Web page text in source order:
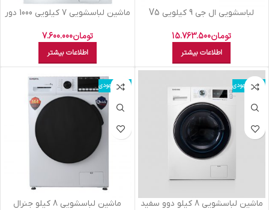
لباسشويي ال جي 9 کيلويي V5
تومان15.763.500
اطلاعات بیشتر
ماشين لباسشويي 7 کيلويي 1000 دور
7131تومان7.600.000
اطلاعات بیشتر
اتمام موجودی
ماشين لباسشويي 8 کيلو دوو سفيد
اتمام موجودی
ماشين لباسشويي 8 کيلو جنرال